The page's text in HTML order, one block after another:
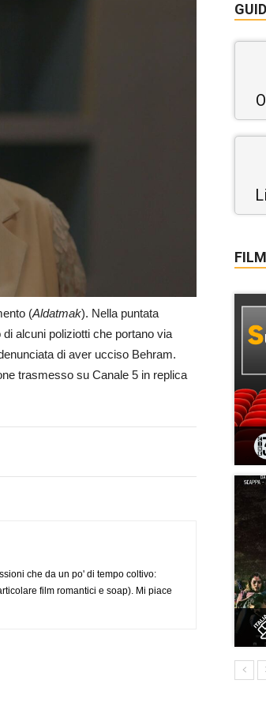
(Aldatmak). Nella puntata
alcuni poliziotti che portano via
di aver ucciso Behram.
trasmesso su Canale 5 in replica
che da un po' di tempo coltivo:
film romantici e soap). Mi piace